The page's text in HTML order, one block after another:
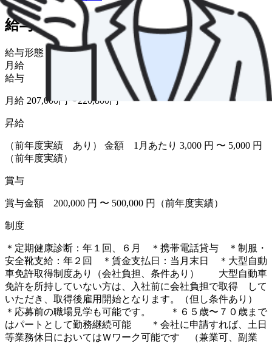
給与・福利厚生
給与形態
月給
給与
月給 207,000円〜220,800円
昇給
（前年度実績 あり） 金額 1月あたり 3,000 円 〜 5,000 円
（前年度実績）
賞与
賞与金額 200,000 円 〜 500,000 円（前年度実績）
制度
＊定期健康診断：年１回、６月 ＊携帯電話貸与 ＊制服・
安全靴支給：年２回 ＊賃金支払日：当月末日 ＊大型自動
車免許取得制度あり（会社負担、条件あり） 大型自動車
免許を所持していない方は、入社前に会社負担で取得 して
いただき、取得後雇用開始となります。（但し条件あり）
＊応募前の職場見学も可能です。 ＊６５歳〜７０歳まで
はパートとして勤務継続可能 ＊会社に申請すれば、土日
等業務休日においてはＷワーク可能です （兼業可、副業